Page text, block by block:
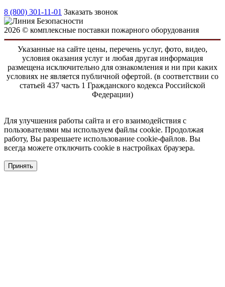
8 (800) 301-11-01 Заказать звонок
2026 © комплексные поставки пожарного оборудования
Указанные на сайте цены, перечень услуг, фото, видео,
условия оказания услуг и любая другая информация
размещена исключительно для ознакомления и ни при каких
условиях не является публичной офертой. (в соответствии со
статьей 437 часть 1 Гражданского кодекса Российской
Федерации)
Для улучшения работы сайта и его взаимодействия с
пользователями мы используем файлы cookie. Продолжая
работу, Вы разрешаете использование cookie-файлов. Вы
всегда можете отключить cookie в настройках браузера.
Принять